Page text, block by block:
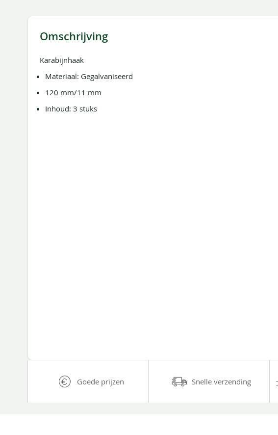
Omschrijving
Karabijnhaak
Materiaal: Gegalvaniseerd
120 mm/11 mm
Inhoud: 3 stuks
Goede prijzen Snelle verzending